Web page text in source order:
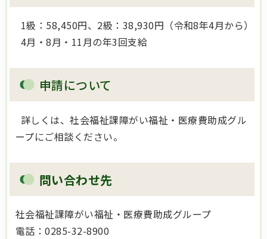
1級：58,450円、2級：38,930円（令和8年4月から）
4月・8月・11月の年3回支給
申請について
詳しくは、社会福祉課障がい福祉・医療費助成グル
ープにご相談ください。
問い合わせ先
社会福祉課障がい福祉・医療費助成グループ
電話：0285-32-8900